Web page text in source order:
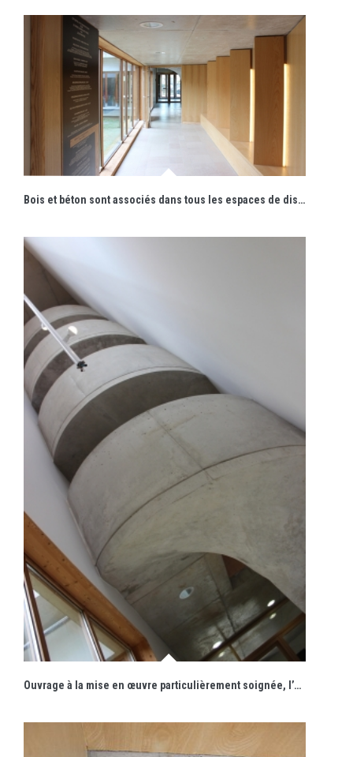
Bois et béton sont associés dans tous les espaces de distribution intérieurs.
Ouvrage à la mise en œuvre particulièrement soignée, l’escalier marque l’espace intérieur de sa puissance plastique.